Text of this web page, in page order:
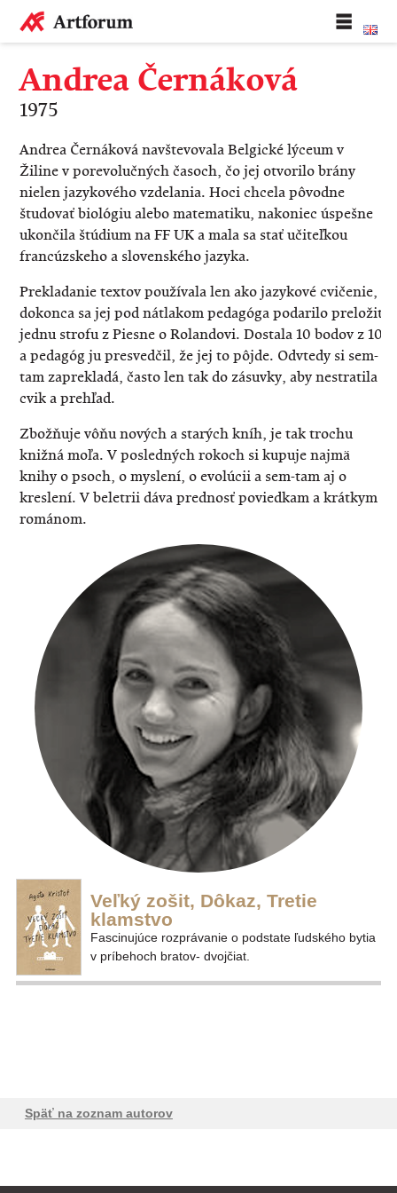
Andrea Černáková
1975
Andrea Černákovánavštevovala Belgické lýceum v
Žiline v porevolučných časoch, čo jej otvorilo brány
nielen jazykového vzdelania. Hoci chcela pôvodne
študovať biológiu alebo matematiku, nakoniec úspešne
ukončila štúdium na FF UK a mala sa stať učiteľkou
francúzskeho a slovenského jazyka.
Prekladanie textov používala len ako jazykové cvičenie,
dokonca sa jej pod nátlakom pedagóga podarilo preložiť
jednu strofu z Piesne o Rolandovi. Dostala 10 bodov z 10
a pedagóg ju presvedčil, že jej to pôjde. Odvtedy si sem-
tam zaprekladá, často len tak do zásuvky, aby nestratila
cvik a prehľad.
Zbožňuje vôňu nových a starých kníh, je tak trochu
knižná moľa. V posledných rokoch si kupuje najmä
knihy o psoch, o myslení, o evolúcii a sem-tam aj o
kreslení. V beletrii dáva prednosť poviedkam a krátkym
románom.
Veľký zošit, Dôkaz, Tretie
klamstvo
Fascinujúce rozprávanie o podstate ľudského bytia
v príbehoch bratov- dvojčiat.
Späť na zoznam autorov